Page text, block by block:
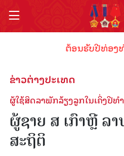
ຕ້ອນຮັບປີທ່ອງທ່
ຂ່າວຕ່າງປະເທດ
ຜູ້ໃຊ້ສິດລາພັກລ້ຽງລູກໃນເຄິ່ງປີທ
ຜູ້ຊາຍ ສ ເກົາຫຼີ ລ
ສະຖິຕິ